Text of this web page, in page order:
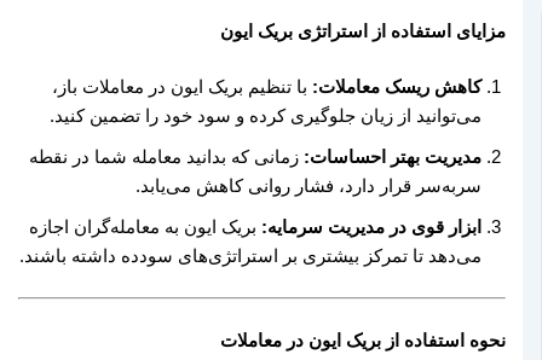
مزایای استفاده از استراتژی بریک ایون
کاهش ریسک معاملات:با تنظیم بریک ایون در معاملات باز،
می‌توانید از زیان جلوگیری کرده و سود خود را تضمین کنید.
مدیریت بهتر احساسات:زمانی که بدانید معامله شما در نقطه
سربه‌سر قرار دارد، فشار روانی کاهش می‌یابد.
ابزار قوی در مدیریت سرمایه:بریک ایون به معامله‌گران اجازه
می‌دهد تا تمرکز بیشتری بر استراتژی‌های سودده داشته باشند.
نحوه استفاده از بریک ایون در معاملات